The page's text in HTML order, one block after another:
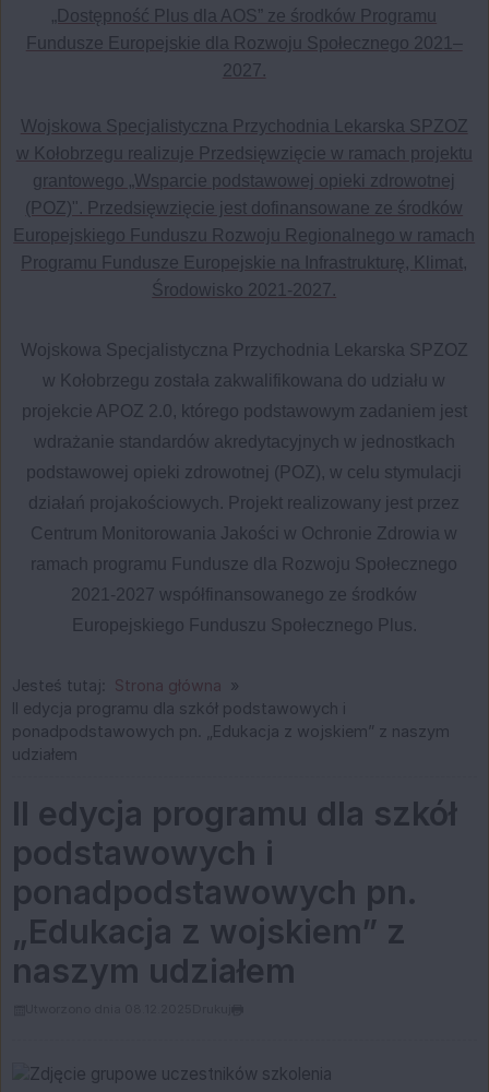
„Dostępność Plus dla AOS” ze środków Programu
Fundusze Europejskie dla Rozwoju Społecznego 2021–
2027.
Wojskowa Specjalistyczna Przychodnia Lekarska SPZOZ
w Kołobrzegu realizuje Przedsięwzięcie w ramach projektu
grantowego „Wsparcie podstawowej opieki zdrowotnej
(POZ)". Przedsięwzięcie jest dofinansowane ze środków
Europejskiego Funduszu Rozwoju Regionalnego w ramach
Programu Fundusze Europejskie na Infrastrukturę, Klimat,
Środowisko 2021-2027.
Wojskowa Specjalistyczna Przychodnia Lekarska SPZOZ
w Kołobrzegu została zakwalifikowana do udziału w
projekcie APOZ 2.0, którego podstawowym zadaniem jest
wdrażanie standardów akredytacyjnych w jednostkach
podstawowej opieki zdrowotnej (POZ), w celu stymulacji
działań projakościowych. Projekt realizowany jest przez
Centrum Monitorowania Jakości w Ochronie Zdrowia w
ramach programu Fundusze dla Rozwoju Społecznego
2021-2027 współfinansowanego ze środków
Europejskiego Funduszu Społecznego Plus.
Jesteś tutaj:
Strona główna
II edycja programu dla szkół podstawowych i
ponadpodstawowych pn. „Edukacja z wojskiem” z naszym
udziałem
II edycja programu dla szkół
podstawowych i
ponadpodstawowych pn.
„Edukacja z wojskiem” z
naszym udziałem